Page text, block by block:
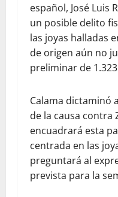
español, José Luis
un posible delito
las joyas halladas
de origen aún no
preliminar de
Calama dictaminó
de la causa contra
encuadrará esta
centrada en las
preguntará al
prevista para la